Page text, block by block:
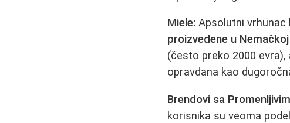
Miele: Apsolutni
proizvedene u Nemačkoj
(često preko 2000 evra),
opravdana kao
Brendovi sa
korisnika su veoma